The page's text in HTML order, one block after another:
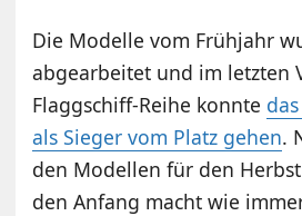
Die Modelle vom Frühjahr
abgearbeitet und im letzten
Flaggschiff-Reihe konnte
als Sieger vom Platz gehen.
den Modellen für den
den Anfang macht wie